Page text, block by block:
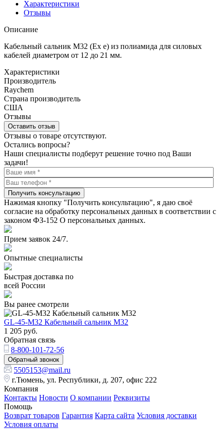
Характеристики
Отзывы
Описание
Кабельный сальник M32 (Ex e) из полиамида для силовых
кабелей диаметром от 12 до 21 мм.
Характеристики
Производитель
Raychem
Страна производитель
США
Отзывы
Оставить отзыв
Отзывы о товаре отсутствуют.
Остались вопросы?
Наши специалисты подберут решение точно под Ваши
задачи!
Получить консультацию
Нажимая кнопку "Получить консультацию", я даю своё
согласие на обработку персональных данных в соответствии с
законом ФЗ-152 О персональных данных.
Прием заявок 24/7.
Опытные специалисты
Быстрая доставка по
всей России
Вы ранее смотрели
GL-45-M32 Кабельный сальник М32
1 205 руб.
Обратная связь
8-800-101-72-56
Обратный звонок
5505153@mail.ru
г.Тюмень, ул. Республики, д. 207, офис 222
Компания
Контакты Новости О компании Реквизиты
Помощь
Возврат товаров Гарантия Карта сайта Условия доставки
Условия оплаты